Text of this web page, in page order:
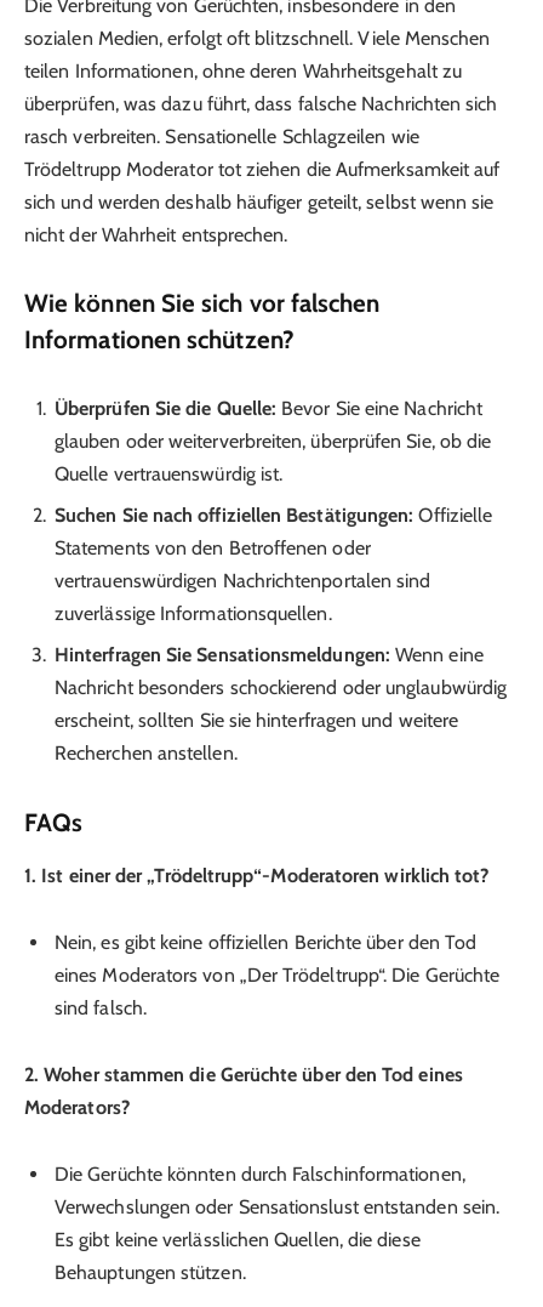
Die Verbreitung von Gerüchten, insbesondere in den
sozialen Medien, erfolgt oft blitzschnell. Viele Menschen
teilen Informationen, ohne deren Wahrheitsgehalt zu
überprüfen, was dazu führt, dass falsche Nachrichten sich
rasch verbreiten. Sensationelle Schlagzeilen wie
Trödeltrupp Moderator tot ziehen die Aufmerksamkeit auf
sich und werden deshalb häufiger geteilt, selbst wenn sie
nicht der Wahrheit entsprechen.
Wie können Sie sich vor falschen
Informationen schützen?
Überprüfen Sie die Quelle: Bevor Sie eine Nachricht
glauben oder weiterverbreiten, überprüfen Sie, ob die
Quelle vertrauenswürdig ist.
Suchen Sie nach offiziellen Bestätigungen: Offizielle
Statements von den Betroffenen oder
vertrauenswürdigen Nachrichtenportalen sind
zuverlässige Informationsquellen.
Hinterfragen Sie Sensationsmeldungen: Wenn eine
Nachricht besonders schockierend oder unglaubwürdig
erscheint, sollten Sie sie hinterfragen und weitere
Recherchen anstellen.
FAQs
1. Ist einer der „Trödeltrupp“-Moderatoren wirklich tot?
Nein, es gibt keine offiziellen Berichte über den Tod
eines Moderators von „Der Trödeltrupp“. Die Gerüchte
sind falsch.
2. Woher stammen die Gerüchte über den Tod eines
Moderators?
Die Gerüchte könnten durch Falschinformationen,
Verwechslungen oder Sensationslust entstanden sein.
Es gibt keine verlässlichen Quellen, die diese
Behauptungen stützen.